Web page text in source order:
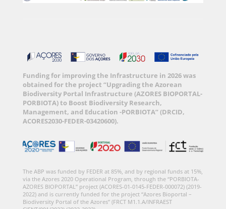
Funding for improving the Infrastructure in 2026 was
obtained for the project “Upgrading the Azorean
Biodiversity Portal Infrastructure (AZORES BIOPORTAL-
PORBIOTA) to Boost Biodiversity Research,
Management, and Education -PORBIOTA” (DRCID,
ACORES2030-FEDER-03420600).
The ABP was funded by FEDER at 85%, and by regional funds at 15%,
via the Azores 2020 Operational Program, through the “PORBIOTA-
AZORES BIOPORTAL” project (ACORES-01-0145-FEDER-000072) (2019-
2022) and is currently funded for the project “Azores Bioportal –
Biodiversity Portal of the Azores” (FRCT M1.1.A/INFRAEST